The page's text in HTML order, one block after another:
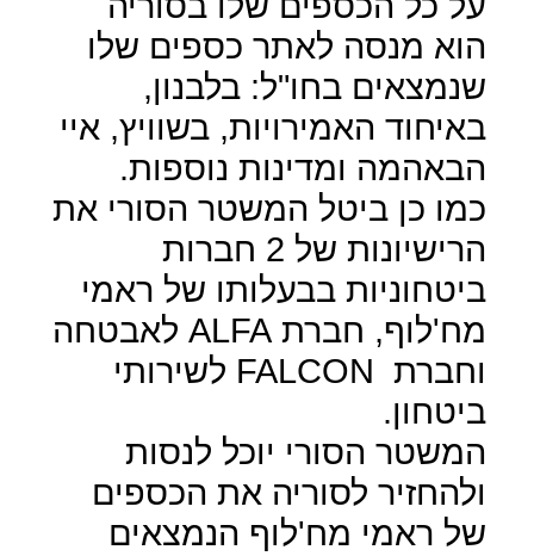
הוא מנסה לאתר כספים שלו
שנמצאים בחו"ל: בלבנון,
באיחוד האמירויות, בשוויץ, איי
הבאהמה ומדינות נוספות.
כמו כן ביטל המשטר הסורי את
הרישיונות של 2 חברות
ביטחוניות בבעלותו של ראמי
מח'לוף, חברת ALFA לאבטחה
וחברת FALCON לשירותי
ביטחון.
המשטר הסורי יוכל לנסות
ולהחזיר לסוריה את הכספים
של ראמי מח'לוף הנמצאים